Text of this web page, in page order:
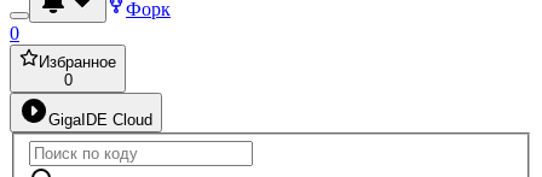
Форк
0
Избранное
0
GigaIDE Cloud